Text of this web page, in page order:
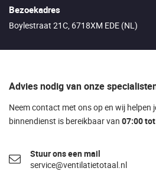
Bezoekadres
Boylestraat 21C, 6718XM EDE (NL)
Advies nodig van onze
Neem contact met ons op en wij helpen
binnendienst is bereikbaar van 07:00
Stuur ons een mail
service@ventilatietotaal.nl